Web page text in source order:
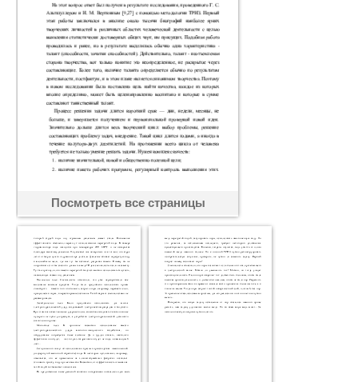
Посмотреть все страницы